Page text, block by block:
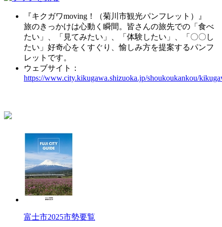
『キクガワmoving！（菊川市観光パンフレット）』
旅のきっかけは心動く瞬間。皆さんの旅先での「食べ
たい」、「見てみたい」、「体験したい」、「〇〇し
たい」好奇心をくすぐり、愉しみ方を提案するパンフ
レットです。
ウェブサイト：
https://www.city.kikugawa.shizuoka.jp/shoukoukankou/
富士市2025市勢要覧